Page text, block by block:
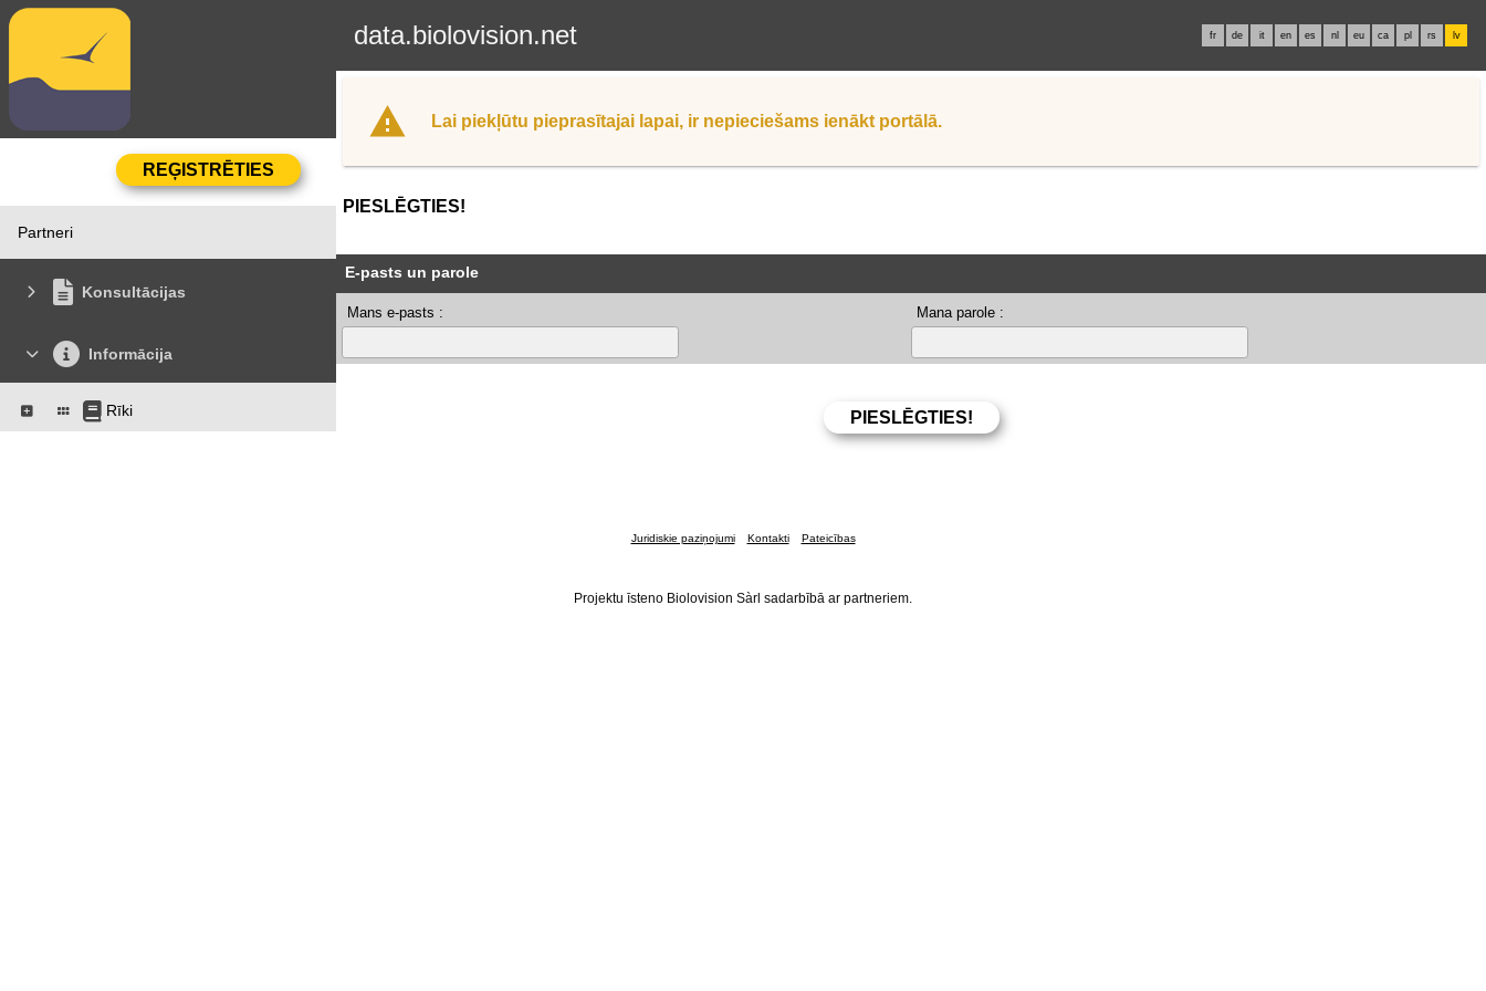
data.biolovision.net fr de it en es nl eu ca pl rs lv
Partneri
Konsultācijas
Informācija
Rīki
Lai piekļūtu pieprasītajai lapai, ir nepieciešams ienākt portālā.
PIESLĒGTIES!
E-pasts un parole
Mans e-pasts : Mana parole :
Juridiskie paziņojumi Kontakti Pateicības
Projektu īsteno Biolovision Sàrl sadarbībā ar partneriem.